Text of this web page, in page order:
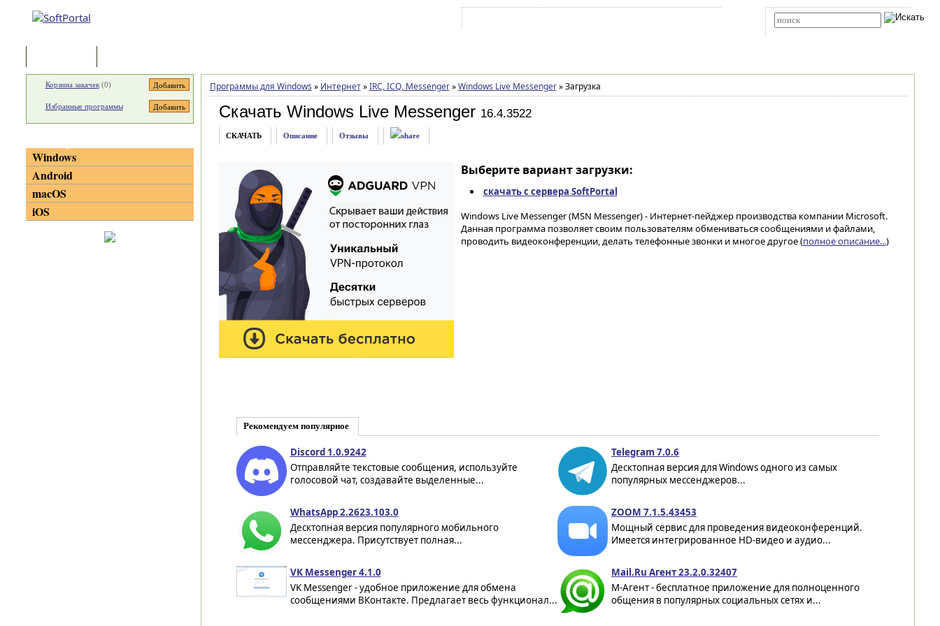
Программы для Windows » Интернет » IRC, ICQ, Messenger » Windows Live Messenger »Загрузка
Скачать Windows Live Messenger 16.4.3522
СКАЧАТЬ Описание Отзывы
Выберите вариант загрузки:
скачать с сервера SoftPortal
Windows Live Messenger (MSN Messenger) - Интернет-пейджер производства компании Microsoft.
Данная программа позволяет своим пользователям обмениваться сообщениями и файлами,
проводить видеоконференции, делать телефонные звонки и многое другое (полное описание...)
Рекомендуем популярное
Discord 1.0.9242
Отправляйте текстовые сообщения, используйте
голосовой чат, создавайте выделенные...
Telegram 7.0.6
Десктопная версия для Windows одного из самых
популярных мессенджеров...
WhatsApp 2.2623.103.0
Десктопная версия популярного мобильного
мессенджера. Присутствует полная...
ZOOM 7.1.5.43453
Мощный сервис для проведения видеоконференций.
Имеется интегрированное HD-видео и аудио...
VK Messenger 4.1.0
VK Messenger - удобное приложение для обмена
сообщениями ВКонтакте. Предлагает весь функционал...
Mail.Ru Агент 23.2.0.32407
M-Агент - бесплатное приложение для полноценного
общения в популярных социальных сетях и...
Корзина закачек(0)
Избранные программы
Windows
Android
macOS
iOS